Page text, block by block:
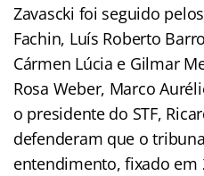
Zavascki foi seguido
Fachin, Luís Roberto
Cármen Lúcia e Gilmar
Rosa Weber, Marco
o presidente do STF,
defenderam que o
entendimento, fixado em